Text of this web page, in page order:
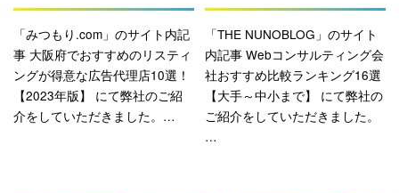
「みつもり.com」のサイト内記
事 大阪府でおすすめのリスティ
ングが得意な広告代理店10選！
【2023年版】 にて弊社のご紹
介をしていただきました。…
「THE NUNOBLOG」のサイト
内記事 Webコンサルティング会
社おすすめ比較ランキング16選
【大手～中小まで】 にて弊社の
ご紹介をしていただきました。
…